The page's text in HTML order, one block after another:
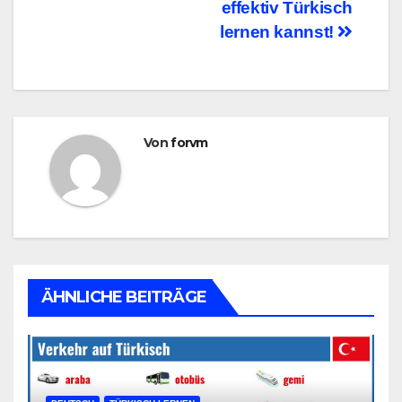
effektiv Türkisch
lernen kannst!
Vonforvm
ÄHNLICHE BEITRÄGE